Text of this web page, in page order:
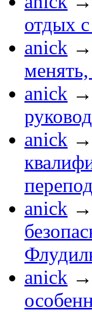
отдых
anick →
anick →
anick →
anick →
anick →